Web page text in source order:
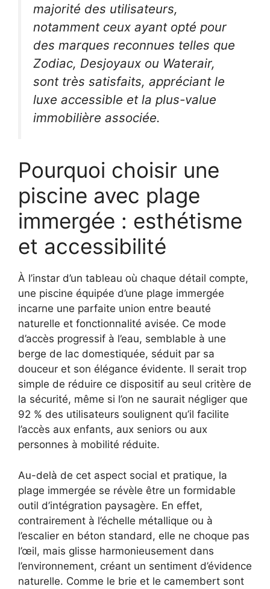
majorité des utilisateurs,
notamment ceux ayant opté pour
des marques reconnues telles que
Zodiac, Desjoyaux ou Waterair,
sont très satisfaits, appréciant le
luxe accessible et la plus-value
immobilière associée.
Pourquoi choisir une
piscine avec plage
immergée : esthétisme
et accessibilité
À l’instar d’un tableau où chaque détail compte,
une piscine équipée d’une plage immergée
incarne une parfaite union entre beauté
naturelle et fonctionnalité avisée. Ce mode
d’accès progressif à l’eau, semblable à une
berge de lac domestiquée, séduit par sa
douceur et son élégance évidente. Il serait trop
simple de réduire ce dispositif au seul critère de
la sécurité, même si l’on ne saurait négliger que
92 % des utilisateurs soulignent qu’il facilite
l’accès aux enfants, aux seniors ou aux
personnes à mobilité réduite.
Au-delà de cet aspect social et pratique, la
plage immergée se révèle être un formidable
outil d’intégration paysagère. En effet,
contrairement à l’échelle métallique ou à
l’escalier en béton standard, elle ne choque pas
l’œil, mais glisse harmonieusement dans
l’environnement, créant un sentiment d’évidence
naturelle. Comme le brie et le camembert sont